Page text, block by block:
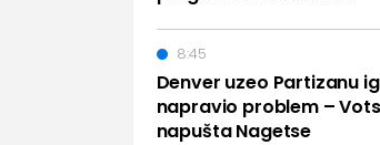
Denver uzeo Partizanu
napravio problem –
napušta Nagetse
8:45